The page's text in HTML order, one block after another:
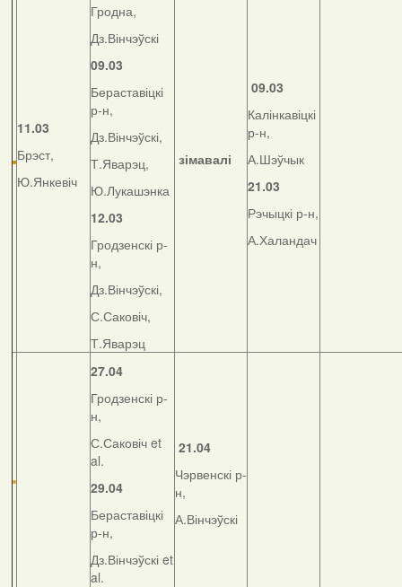
11.03
Брэст,
Ю.Янкевіч
Гродна,
Дз.Вінчэўскі
09.03
Бераставіцкі
р-н,
Дз.Вінчэўскі,
Т.Яварэц,
Ю.Лукашэнка
12.03
Гродзенскі р-
н,
Дз.Вінчэўскі,
С.Саковіч,
Т.Яварэц
зімавалі
09.03
Калінкавіцкі
р-н,
А.Шэўчык
21.03
Рэчыцкі р-н,
А.Халандач
27.04
Гродзенскі р-
н,
С.Саковіч et
al.
29.04
Бераставіцкі
р-н,
Дз.Вінчэўскі et
al.
21.04
Чэрвенскі р-
н,
А.Вінчэўскі